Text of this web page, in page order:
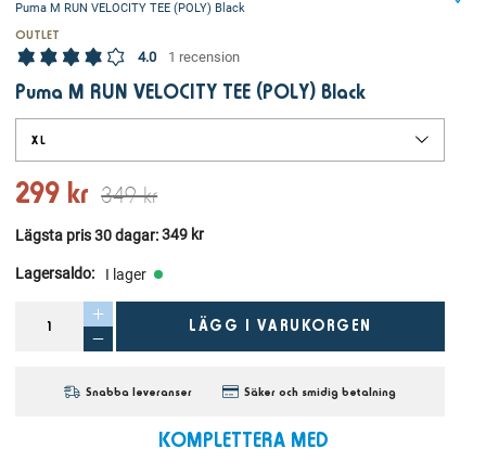
Puma M RUN VELOCITY TEE (POLY) Black
OUTLET
4.0 1 recension
Puma M RUN VELOCITY TEE (POLY) Black
XL
299 kr 349 kr
Lägsta pris 30 dagar: 349 kr
Lagersaldo: I lager
LÄGG I VARUKORGEN
Snabba leveranser Säker och smidig betalning
KOMPLETTERA MED